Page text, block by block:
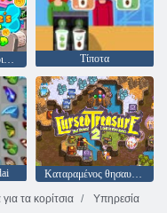
Το κατάστημα κατοικίδιων ζώων της Jessie Τίποτα
Καταραμένος θησαυρός 2
για τα κορίτσια
Υπηρεσία